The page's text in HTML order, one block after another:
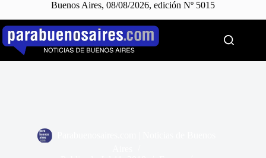
Buenos Aires, 08/08/2026, edición Nº 5015
Saltar
contenido